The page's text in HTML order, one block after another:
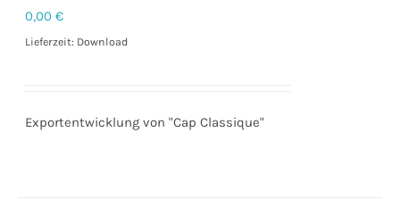
DETAILS
0,00€
Lieferzeit: Download
Exportentwicklung von "Cap Classique"